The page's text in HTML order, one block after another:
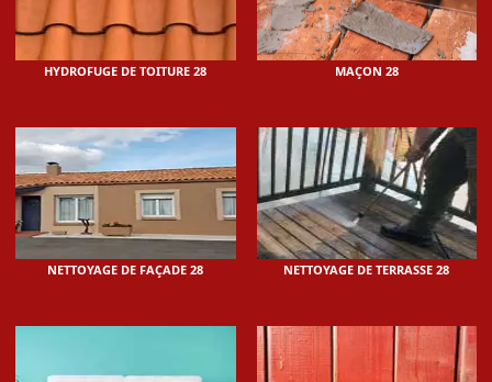
HYDROFUGE DE TOITURE 28 MAÇON 28
NETTOYAGE DE FAÇADE 28 NETTOYAGE DE TERRASSE 28